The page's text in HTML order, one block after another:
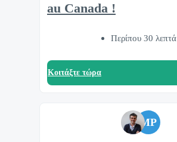
au Canada !
Περίπου 30 λεπτά
Κοιτάξτε τώρα
MP